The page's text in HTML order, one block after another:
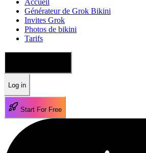
Accueil
Générateur de Grok Bikini
Invites Grok
Photos de bikini
Tarifs
Log in
Start For Free